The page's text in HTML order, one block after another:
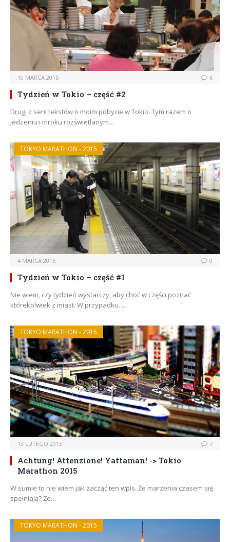
10 MARCA 2015 6
Tydzień w Tokio – część #2
Drugi z serii tekstów o moim pobycie w Tokio. Tym razem o
jedzeniu i mroku rozświetlanym…
TOKYO MARATHON - 2015
4 MARCA 2015 0
Tydzień w Tokio – część #1
Nie wiem, czy tydzień wystarczy, aby choć w części poznać
którekolwiek z miast. W przypadku…
TOKYO MARATHON - 2015
13 LUTEGO 2015 7
Achtung! Attenzione! Yattaman! -> Tokio
Marathon 2015
W sumie to nie wiem jak zacząć ten wpis. Że marzenia czasem się
spełniają? Że…
TOKYO MARATHON - 2015